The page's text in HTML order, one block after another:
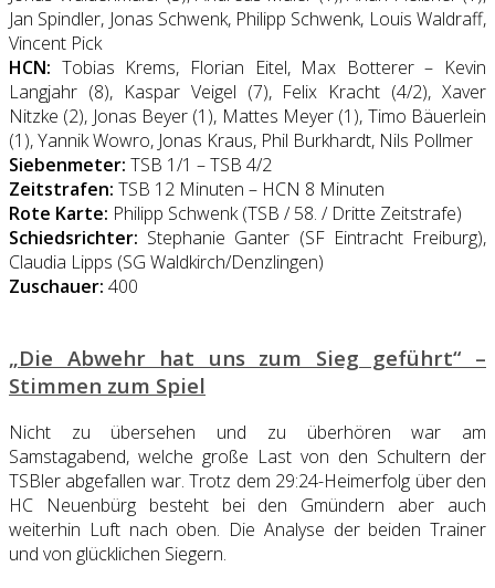
Jan Spindler, Jonas Schwenk, Philipp Schwenk, Louis Waldraff,
Vincent Pick
HCN: Tobias Krems, Florian Eitel, Max Botterer – Kevin
Langjahr (8), Kaspar Veigel (7), Felix Kracht (4/2), Xaver
Nitzke (2), Jonas Beyer (1), Mattes Meyer (1), Timo Bäuerlein
(1), Yannik Wowro, Jonas Kraus, Phil Burkhardt, Nils Pollmer
Siebenmeter: TSB 1/1 – TSB 4/2
Zeitstrafen: TSB 12 Minuten – HCN 8 Minuten
Rote Karte: Philipp Schwenk (TSB / 58. / Dritte Zeitstrafe)
Schiedsrichter: Stephanie Ganter (SF Eintracht Freiburg),
Claudia Lipps (SG Waldkirch/Denzlingen)
Zuschauer: 400
„Die Abwehr hat uns zum Sieg geführt“ –
Stimmen zum Spiel
Nicht zu übersehen und zu überhören war am
Samstagabend, welche große Last von den Schultern der
TSBler abgefallen war. Trotz dem 29:24-Heimerfolg über den
HC Neuenbürg besteht bei den Gmündern aber auch
weiterhin Luft nach oben. Die Analyse der beiden Trainer
und von glücklichen Siegern.